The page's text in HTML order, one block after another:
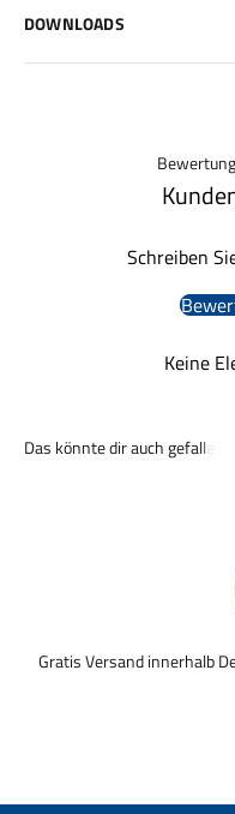
DOWNLOADS
Schreiben
Keine
Gratis Versand innerhalb